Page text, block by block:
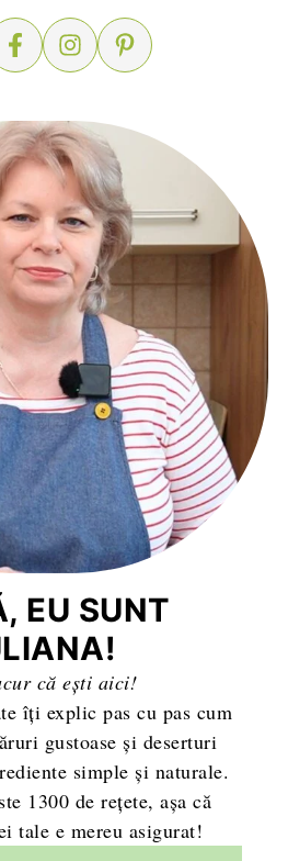
EU SUNT
că ești aici!
îți explic pas cu pas cum
gustoase și deserturi
simple și naturale.
1300 de rețete, așa că
tale e mereu asigurat!